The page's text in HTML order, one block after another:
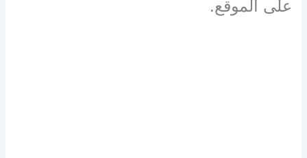
على الموقع.